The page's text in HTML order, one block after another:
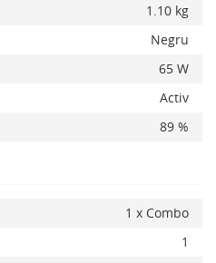
1.10 kg
Negru
65 W
Activ
89 %
1 x Combo
1